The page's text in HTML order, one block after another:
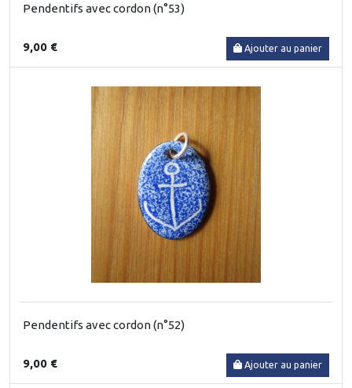
Pendentifs avec cordon (n°53)
9,00 € Ajouter au panier
Pendentifs avec cordon (n°52)
9,00 € Ajouter au panier